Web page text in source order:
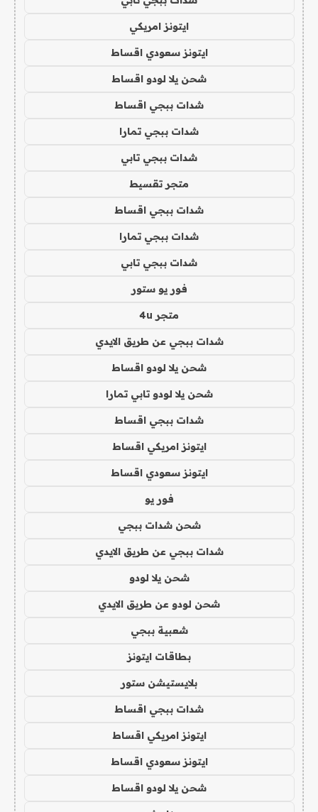
ايتونز امريكي
ايتونز سعودي اقساط
شحن يلا لودو اقساط
شدات ببجي اقساط
شدات ببجي تمارا
شدات ببجي تابي
متجر تقسيط
شدات ببجي اقساط
شدات ببجي تمارا
شدات ببجي تابي
فور يو ستور
متجر 4u
شدات ببجي عن طريق الايدي
شحن يلا لودو اقساط
شحن يلا لودو تابي تمارا
شدات ببجي اقساط
ايتونز امريكي اقساط
ايتونز سعودي اقساط
فور يو
شحن شدات ببجي
شدات ببجي عن طريق الايدي
شحن يلا لودو
شحن لودو عن طريق الايدي
شعبية ببجي
بطاقات ايتونز
بلايستيشن ستور
شدات ببجي اقساط
ايتونز امريكي اقساط
ايتونز سعودي اقساط
شحن يلا لودو اقساط